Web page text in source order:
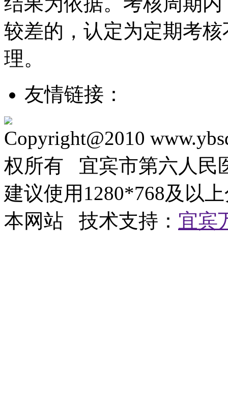
较差的，认定为定期考
理。
友情链接：
Copyright@2010
权所有 宜宾市第六人
建议使用1280*768及以
本网站 技术支持： 宜宾